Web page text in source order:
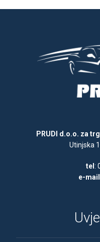
PRUDI d.o.o. za
Utinjska
tel :
e-